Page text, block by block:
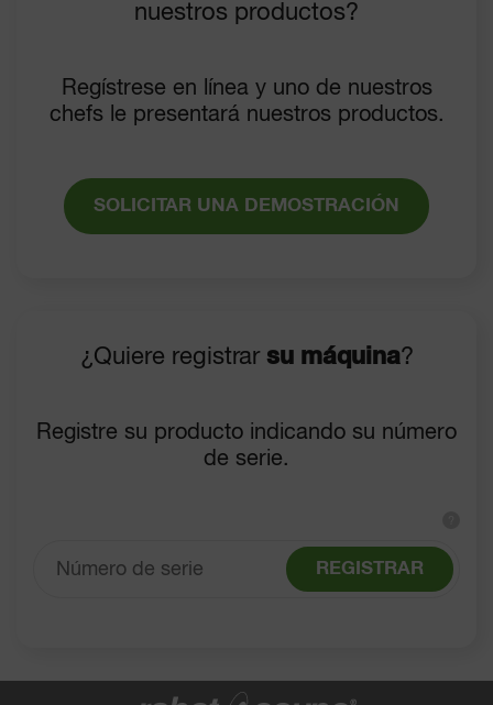
nuestros productos?
Regístrese en línea y uno de nuestros
chefs le presentará nuestros productos.
SOLICITAR UNA DEMOSTRACIÓN
¿Quiere registrar su máquina?
Registre su producto indicando su número
de serie.
REGISTRAR